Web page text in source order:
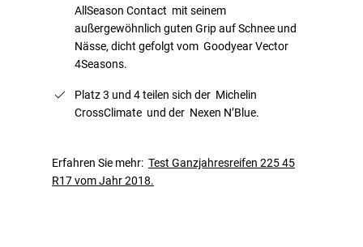
AllSeason Contact mit seinem
außergewöhnlich guten Grip auf Schnee und
Nässe, dicht gefolgt vom Goodyear Vector
4Seasons.
Platz 3 und 4 teilen sich der Michelin
CrossClimate und der Nexen N’Blue.
Erfahren Sie mehr: Test Ganzjahresreifen 225 45
R17 vom Jahr 2018.